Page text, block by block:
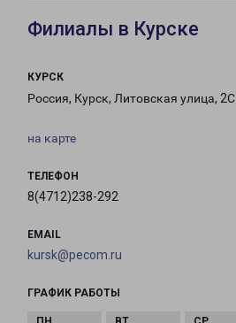
Филиалы в Курске
КУРСК
Россия, Курск, Литовская улица, 2С
на карте
ТЕЛЕФОН
8(4712)238-292
EMAIL
kursk@pecom.ru
ГРАФИК РАБОТЫ